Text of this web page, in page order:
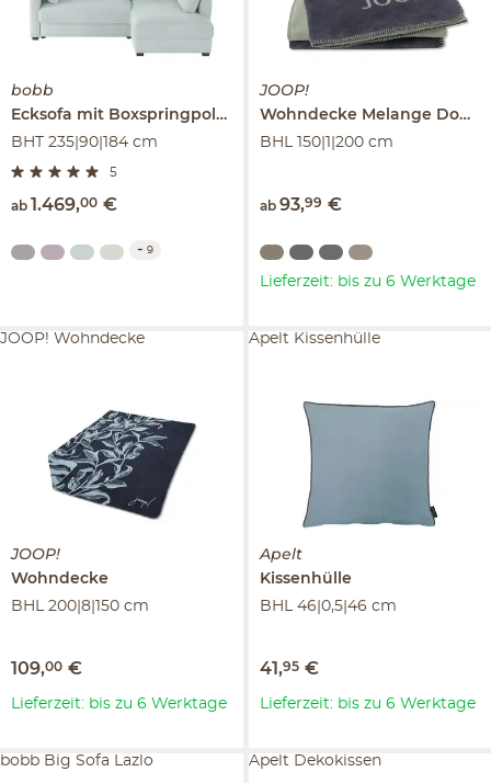
bobb
Ecksofa mit Boxspringpolsterung
Lisa de Luxe
BHT 235|90|184 cm
5
ab 1.469,00 €
+ 9
JOOP!
Wohndecke Melange Doubleface
BHL 150|1|200 cm
ab 93,99 €
Lieferzeit: bis zu 6 Werktage
JOOP!
Wohndecke
BHL 200|8|150 cm
109,00 €
JOOP! Wohndecke
Lieferzeit: bis zu 6 Werktage
Apelt
Kissenhülle
BHL 46|0,5|46 cm
41,95 €
Apelt Kissenhülle
Lieferzeit: bis zu 6 Werktage
bobb Big Sofa Lazlo Apelt Dekokissen